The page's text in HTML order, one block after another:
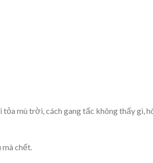
tỏa mù trời, cách gang tấc không thấy gì,
mà chết.